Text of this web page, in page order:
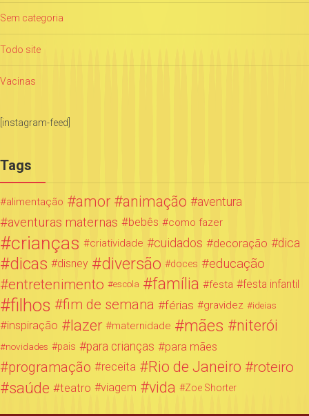
Sem categoria
Todo site
Vacinas
[instagram-feed]
Tags
alimentação amor animação aventura
aventuras maternas bebês como fazer
crianças criatividade cuidados decoração dica
dicas disney diversão doces educação
entretenimento escola família festa festa infantil
filhos fim de semana férias gravidez ideias
inspiração lazer maternidade mães niterói
novidades pais para crianças para mães
programação receita Rio de Janeiro roteiro
saúde teatro viagem vida Zoe Shorter